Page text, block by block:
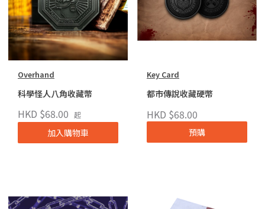
Overhand
科學怪人八角收藏幣
HKD $68.00 起
加入購物車
Key Card
都市傳說收藏硬幣
HKD $68.00
預購